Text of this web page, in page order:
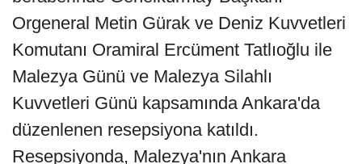
Orgeneral Metin Gürak ve Deniz Kuvvetleri
Komutanı Oramiral Ercüment Tatlıoğlu ile
Malezya Günü ve Malezya Silahlı
Kuvvetleri Günü kapsamında Ankara'da
düzenlenen resepsiyona katıldı.
Resepsiyonda, Malezya'nın Ankara